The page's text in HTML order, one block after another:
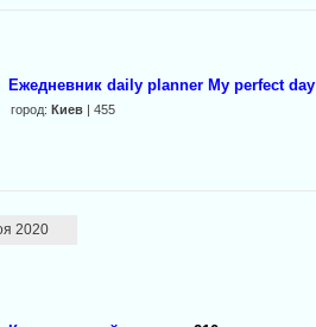
Ежедневник daily planner My perfect day
город:Киев | 455
2020